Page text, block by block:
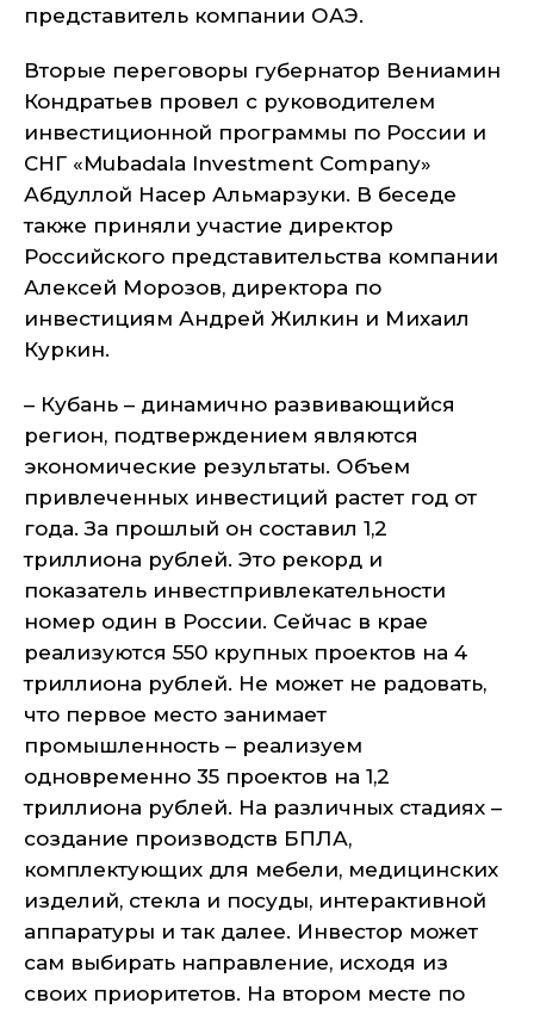
представитель компании ОАЭ.
Вторые переговоры губернатор Вениамин
Кондратьев провел с руководителем
инвестиционной программы по России и
СНГ «Mubadala Investment Company»
Абдуллой Насер Альмарзуки. В беседе
также приняли участие директор
Российского представительства компании
Алексей Морозов, директора по
инвестициям Андрей Жилкин и Михаил
Куркин.
– Кубань – динамично развивающийся
регион, подтверждением являются
экономические результаты. Объем
привлеченных инвестиций растет год от
года. За прошлый он составил 1,2
триллиона рублей. Это рекорд и
показатель инвестпривлекательности
номер один в России. Сейчас в крае
реализуются 550 крупных проектов на 4
триллиона рублей. Не может не радовать,
что первое место занимает
промышленность – реализуем
одновременно 35 проектов на 1,2
триллиона рублей. На различных стадиях –
создание производств БПЛА,
комплектующих для мебели, медицинских
изделий, стекла и посуды, интерактивной
аппаратуры и так далее. Инвестор может
сам выбирать направление, исходя из
своих приоритетов. На втором месте по